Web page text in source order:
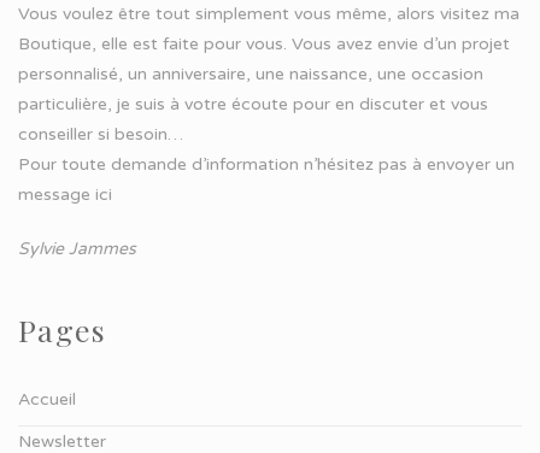
Vous voulez être tout simplement vous même, alors visitez ma
Boutique, elle est faite pour vous. Vous avez envie d’un projet
personnalisé, un anniversaire, une naissance, une occasion
particulière, je suis à votre écoute pour en discuter et vous
conseiller si besoin…
Pour toute demande d’information n’hésitez pas à envoyer un
message ici
Sylvie Jammes
Pages
Accueil
Newsletter